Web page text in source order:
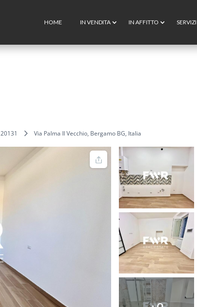
HOME IN VENDITA IN AFFITTO SERVIZI
20131 Via Palma Il Vecchio, Bergamo BG, Italia